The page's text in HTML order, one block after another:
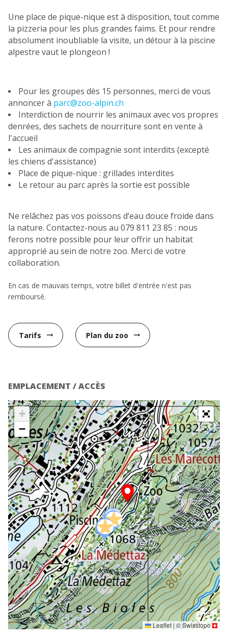
Une place de pique-nique est à disposition, tout comme
la pizzeria pour les plus grandes faims. Et pour rendre
absolument inoubliable la visite, un détour à la piscine
alpestre vaut le plongeon !
Pour les groupes dès 15 personnes, merci de vous
annoncer à parc@zoo-alpin.ch
Interdiction de nourrir les animaux avec vos propres
denrées, des sachets de nourriture sont en vente à
l'accueil
Les animaux de compagnie sont interdits (excepté
les chiens d'assistance)
Place de pique-nique : grillades interdites
Le retour au parc après la sortie est possible
Ne relâchez pas vos poissons d’eau douce froide dans
la nature. Contactez-nous au 079 811 23 85 : nous
ferons notre possible pour leur offrir un habitat
approprié au sein de notre zoo. Merci de votre
collaboration.
En cas de mauvais temps, votre billet d'entrée n'est pas
remboursé.
Tarifs arrow_right_alt Plan du zoo arrow_right_alt
EMPLACEMENT / ACCÈS
+
−
Leaflet | ©Swisstopo